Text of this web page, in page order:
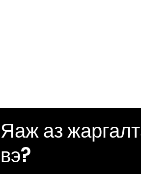
Яаж аз
вэ?